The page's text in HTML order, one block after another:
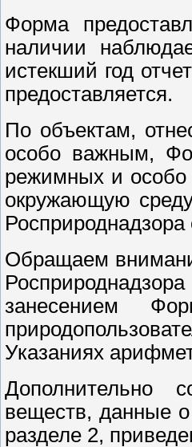
Форма
наличии
истекший год
предоставляется.
По объектам,
особо важным,
режимных и особо
окружающую
Обращаем
занесением
Указаниях
Дополнительно
веществ, данные
разделе 2,